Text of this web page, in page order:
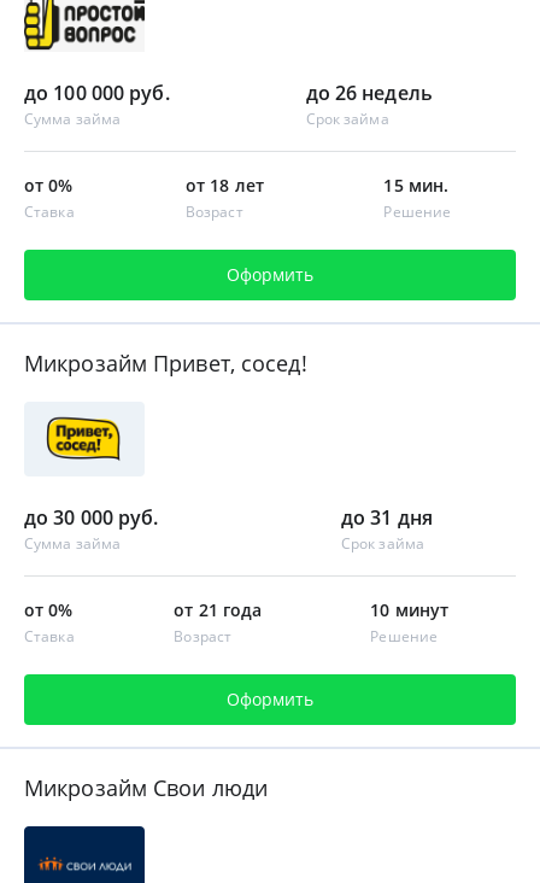
до 100 000 руб.
Сумма займа
до 26 недель
Срок займа
от 0%
Ставка
от 18 лет
Возраст
15 мин.
Решение
Оформить
Микрозайм Привет, сосед!
до 30 000 руб.
Сумма займа
до 31 дня
Срок займа
от 0%
Ставка
от 21 года
Возраст
10 минут
Решение
Оформить
Микрозайм Свои люди